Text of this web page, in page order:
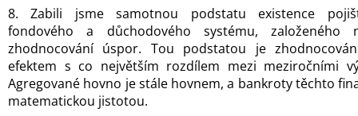
8. Zabili jsme samotnou podstatu existence
fondového a důchodového systému, založeného
zhodnocování úspor. Tou podstatou je
efektem s co největším rozdílem mezi meziročními
Agregované hovno je stále hovnem, a bankroty těchto
matematickou jistotou.